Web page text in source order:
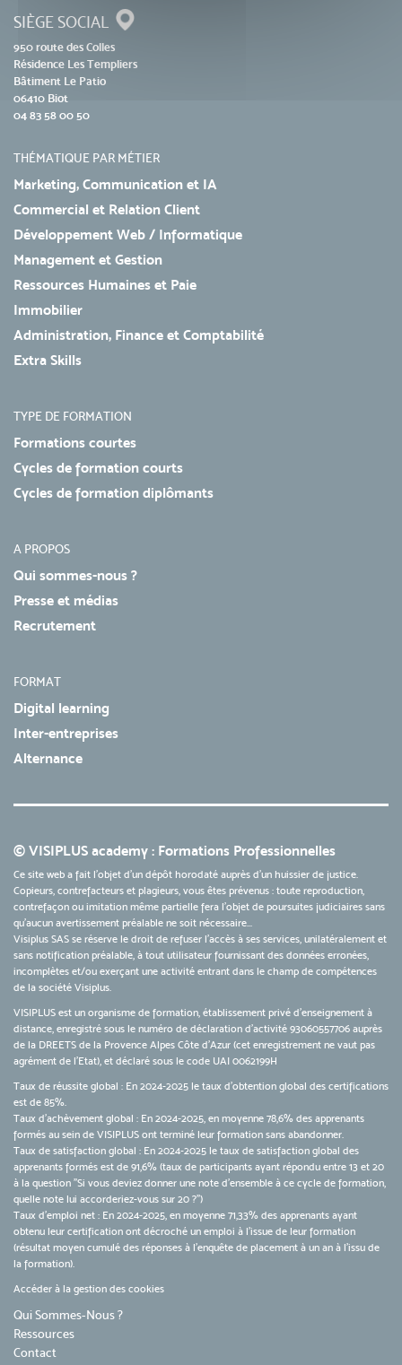
SIÈGE SOCIAL
950 route des Colles
Résidence Les Templiers
Bâtiment Le Patio
06410 Biot
04 83 58 00 50
THÉMATIQUE PAR MÉTIER
Marketing, Communication et IA
Commercial et Relation Client
Développement Web / Informatique
Management et Gestion
Ressources Humaines et Paie
Immobilier
Administration, Finance et Comptabilité
Extra Skills
TYPE DE FORMATION
Formations courtes
Cycles de formation courts
Cycles de formation diplômants
A PROPOS
Qui sommes-nous ?
Presse et médias
Recrutement
FORMAT
Digital learning
Inter-entreprises
Alternance
© VISIPLUS academy : Formations Professionnelles
Ce site web a fait l'objet d'un dépôt horodaté auprès d'un huissier de justice.
Copieurs, contrefacteurs et plagieurs, vous êtes prévenus : toute reproduction,
contrefaçon ou imitation même partielle fera l'objet de poursuites judiciaires sans
qu’aucun avertissement préalable ne soit nécessaire...
Visiplus SAS se réserve le droit de refuser l'accès à ses services, unilatéralement et
sans notification préalable, à tout utilisateur fournissant des données erronées,
incomplètes et/ou exerçant une activité entrant dans le champ de compétences
de la société Visiplus.
VISIPLUS est un organisme de formation, établissement privé d’enseignement à
distance, enregistré sous le numéro de déclaration d’activité 93060557706 auprès
de la DREETS de la Provence Alpes Côte d’Azur (cet enregistrement ne vaut pas
agrément de l’Etat), et déclaré sous le code UAI 0062199H
Taux de réussite global : En 2024-2025 le taux d'obtention global des certifications
est de 85%.
Taux d’achèvement global : En 2024-2025, en moyenne 78,6% des apprenants
formés au sein de VISIPLUS ont terminé leur formation sans abandonner.
Taux de satisfaction global : En 2024-2025 le taux de satisfaction global des
apprenants formés est de 91,6% (taux de participants ayant répondu entre 13 et 20
à la question "Si vous deviez donner une note d’ensemble à ce cycle de formation,
quelle note lui accorderiez-vous sur 20 ?")
Taux d’emploi net : En 2024-2025, en moyenne 71,33% des apprenants ayant
obtenu leur certification ont décroché un emploi à l'issue de leur formation
(résultat moyen cumulé des réponses à l'enquête de placement à un an à l'issu de
la formation).
Accéder à la gestion des cookies
Qui Sommes-Nous ?
Ressources
Contact